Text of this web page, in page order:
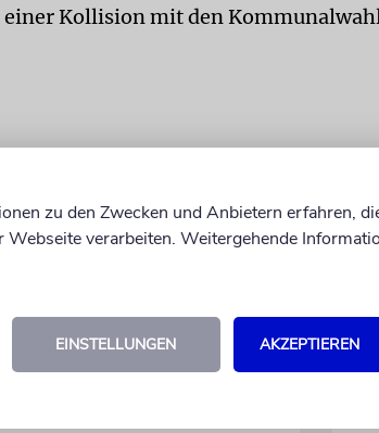
einer Kollision mit den
zu den Zwecken und Anbietern erfahren,
Webseite verarbeiten. Weitergehende
EINSTELLUNGEN AKZEPTIEREN